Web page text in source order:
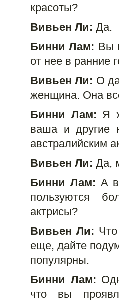
красоты?
Вивьен Ли: Да.
Бинни Лам: Вы
от нее в ранние
Вивьен Ли: О
женщина. Она
Бинни Лам: Я
ваша и другие
австралийским
Вивьен Ли: Да,
Бинни Лам: А
пользуются
актрисы?
Вивьен Ли:
еще, дайте
популярны.
Бинни Лам:
что вы